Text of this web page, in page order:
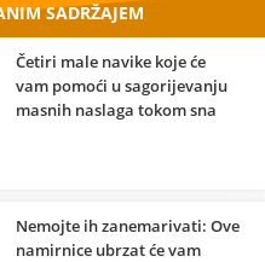
SADRŽAJEM
Četiri male navike koje će
vam pomoći u sagorijevanju
masnih naslaga tokom sna
Nemojte ih zanemarivati: Ove
namirnice ubrzat će vam